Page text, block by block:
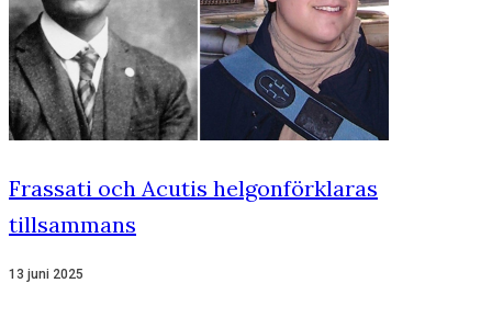
Frassati och Acutis helgonförklaras
tillsammans
13 juni 2025